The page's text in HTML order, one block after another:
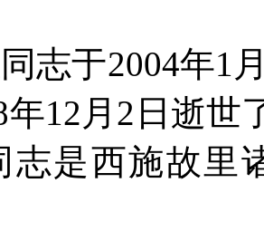
志于2004年1
年12 月 2 日逝世
志是西施故里